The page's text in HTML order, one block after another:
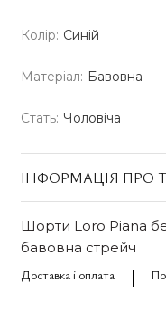
Колір: Синій
Матеріал: Бавовна
Стать: Чоловіча
ІНФОРМАЦІЯ ПРО
Шорти Loro Piana
бавовна стрейч
Доставка і оплата